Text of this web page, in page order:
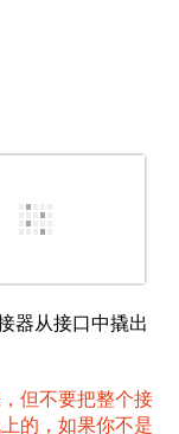
器从接口中撬出
但不要把整个接
的，如果你不是